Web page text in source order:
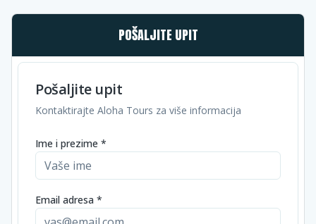
POŠALJITE UPIT
Pošaljite upit
Kontaktirajte Aloha Tours za više informacija
Ime i prezime *
Email adresa *